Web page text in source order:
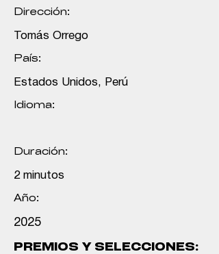
Dirección:
Tomás Orrego
País:
Estados Unidos, Perú
Idioma:
Duración:
2 minutos
Año:
2025
PREMIOS Y SELECCIONES: